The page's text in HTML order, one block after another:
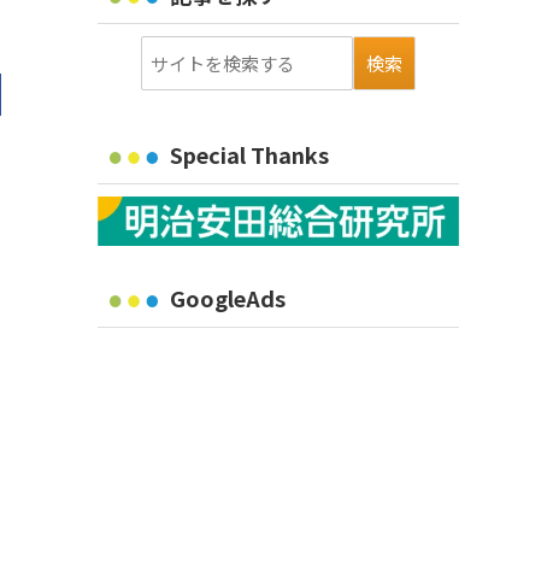
Special Thanks
GoogleAds